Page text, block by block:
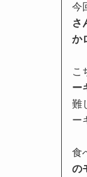
今
さ
か
こ
ー
難
ー
食
の